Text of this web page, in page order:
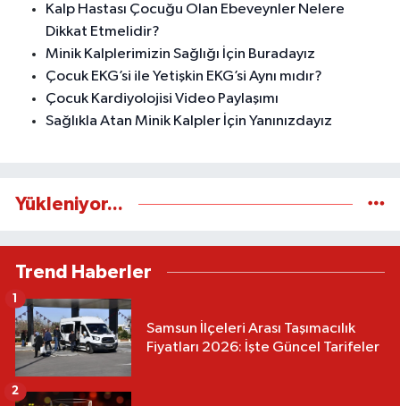
Kalp Hastası Çocuğu Olan Ebeveynler Nelere
Dikkat Etmelidir?
Minik Kalplerimizin Sağlığı İçin Buradayız
Çocuk EKG’si ile Yetişkin EKG’si Aynı mıdır?
Çocuk Kardiyolojisi Video Paylaşımı
Sağlıkla Atan Minik Kalpler İçin Yanınızdayız
Yükleniyor...
Trend Haberler
Samsun İlçeleri Arası Taşımacılık
Fiyatları 2026: İşte Güncel Tarifeler
1
2